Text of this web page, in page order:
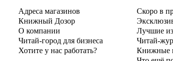
Адреса магазинов
Книжный Дозор
О компании
Читай-город для бизнеса
Хотите у нас работать?
Скоро в
Лучшие
Читай-
Книжные